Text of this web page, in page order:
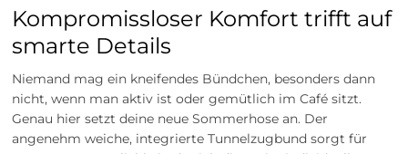
Kompromissloser Komfort trifft auf
smarte Details
Niemand mag ein kneifendes Bündchen, besonders dann
nicht, wenn man aktiv ist oder gemütlich im Café sitzt.
Genau hier setzt deine neue Sommerhose an. Der
angenehm weiche, integrierte Tunnelzugbund sorgt für